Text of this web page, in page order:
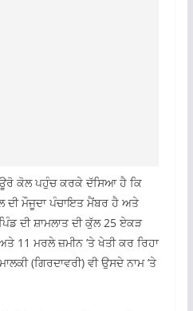
ਕੋਲ ਪਹੁੰਚ ਕਰਕੇ ਦੱਸਿਆ ਹੈ ਕਿ
ਦੀ ਮੌਜੂਦਾ ਪੰਚਾਇਤ ਮੈਂਬਰ ਹੈ ਅਤੇ
ਦੀ ਸ਼ਾਮਲਾਤ ਦੀ ਕੁੱਲ 25 ਏਕੜ
11 ਮਰਲੇ ਜ਼ਮੀਨ ’ਤੇ ਖੇਤੀ ਕਰ ਰਿਹਾ
(ਗਿਰਦਾਵਰੀ) ਵੀ ਉਸਦੇ ਨਾਮ ’ਤੇ